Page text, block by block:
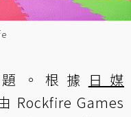
。根據 日媒
Rockfire Games